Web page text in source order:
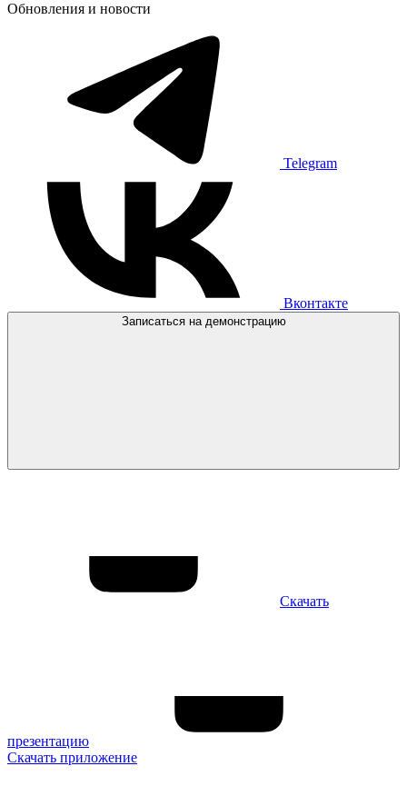
Обновления и новости
Telegram
Вконтакте
Записаться на демонстрацию
Скачать
презентацию
Скачать приложение